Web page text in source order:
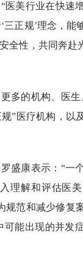
美行业在快速
正规’理念，能
全性，共同奔赴
多的机构、医
”医疗机构，以
盛康表示：“一
理解和评估医
规范和减少修复
能出现的并发